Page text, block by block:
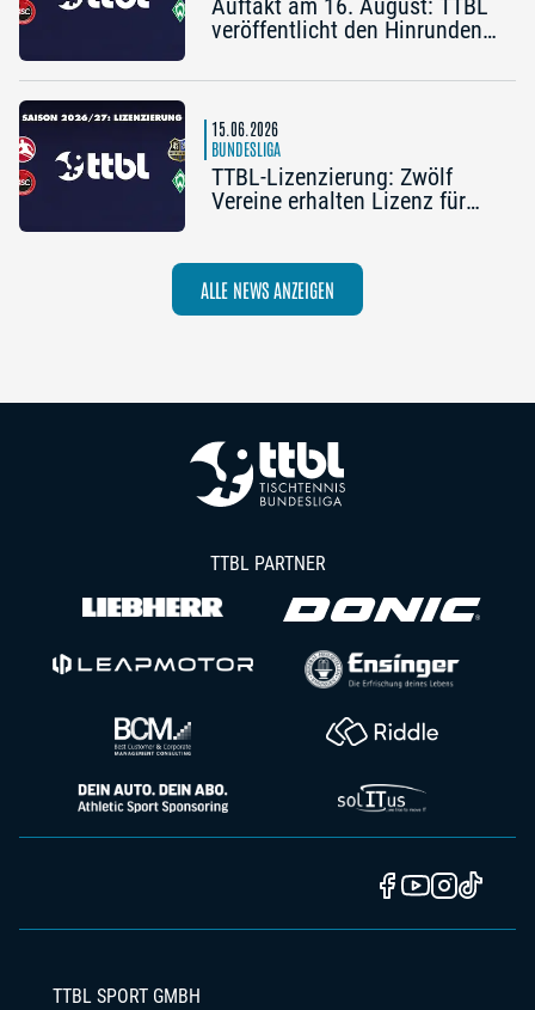
veröffentlicht den Hinrunden-
15.06.2026
BUNDESLIGA
TTBL-Lizenzierung: Zwölf
Vereine erhalten Lizenz für
ALLE NEWS ANZEIGEN
TTBL PARTNER
TTBL SPORT GMBH